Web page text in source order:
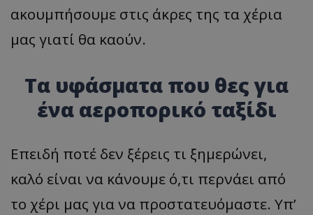
ακουμπήσουμε στις άκρες της τα χέρια
μας γιατί θα καούν.
Τα υφάσματα που θες για
ένα αεροπορικό ταξίδι
Επειδή ποτέ δεν ξέρεις τι ξημερώνει,
καλό είναι να κάνουμε ό,τι περνάει από
το χέρι μας για να προστατευόμαστε. Υπ’